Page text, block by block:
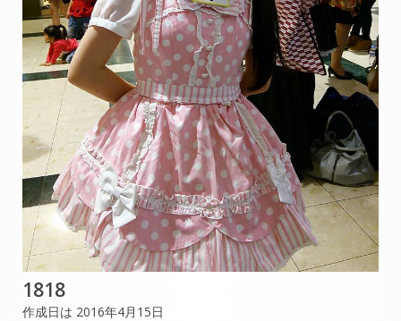
1818
作成日は 2016年4月15日